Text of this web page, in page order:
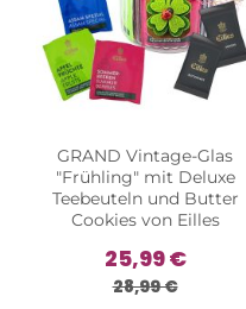
GRAND Vintage-Glas
"Frühling" mit Deluxe
Teebeuteln und Butter
Cookies von Eilles
25,99 €
28,99 €